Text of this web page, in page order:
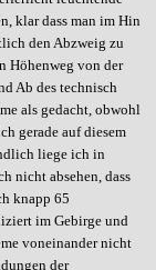
klar dass man im Hin
den Abzweig zu
Höhenweg von der
Ab des technisch
als gedacht, obwohl
gerade auf diesem
liege ich in
nicht absehen, dass
knapp 65
im Gebirge und
voneinander nicht
der